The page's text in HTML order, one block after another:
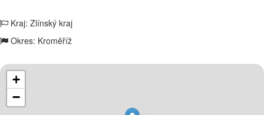
Kraj: Zlínský kraj
Okres: Kroměříž
+
−